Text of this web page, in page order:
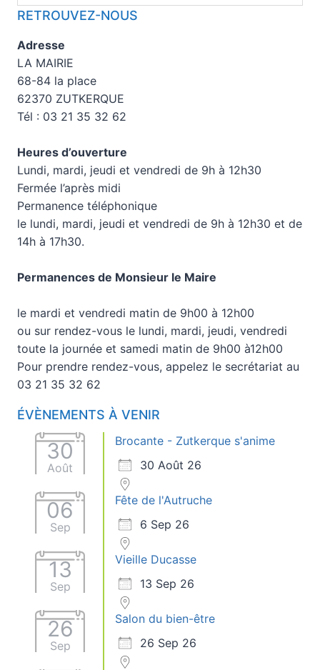
RETROUVEZ-NOUS
Adresse
LA MAIRIE
68-84 la place
62370 ZUTKERQUE
Tél : 03 21 35 32 62
Heures d’ouverture
Lundi, mardi, jeudi et vendredi de 9h à 12h30
Fermée l’après midi
Permanence téléphonique
le lundi, mardi, jeudi et vendredi de 9h à 12h30 et de
14h à 17h30.
Permanences de Monsieur le Maire
le mardi et vendredi matin de 9h00 à 12h00
ou sur rendez-vous le lundi, mardi, jeudi, vendredi
toute la journée et samedi matin de 9h00 à12h00
Pour prendre rendez-vous, appelez le secrétariat au
03 21 35 32 62
ÉVÈNEMENTS À VENIR
30
Août
Brocante - Zutkerque s'anime
30 Août 26
06
Sep
Fête de l'Autruche
6 Sep 26
13
Sep
Vieille Ducasse
13 Sep 26
26
Sep
Salon du bien-être
26 Sep 26